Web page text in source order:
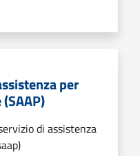
per
di assistenza